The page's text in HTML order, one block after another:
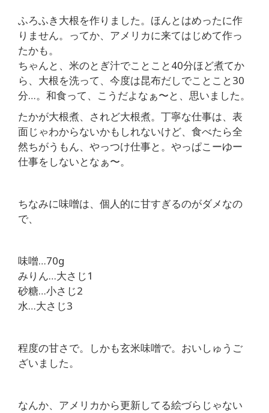
ふろふき大根を作りました。ほんとはめったに作
りません。ってか、アメリカに来てはじめて作っ
たかも。
ちゃんと、米のとぎ汁でことこと40分ほど煮てか
ら、大根を洗って、今度は昆布だしでことこと30
分…。和食って、こうだよなぁ〜と、思いました。
たかが大根煮、されど大根煮。丁寧な仕事は、表
面じゃわからないかもしれないけど、食べたら全
然ちがうもん、やっつけ仕事と。やっぱこーゆー
仕事をしないとなぁ〜。
ちなみに味噌は、個人的に甘すぎるのがダメなの
で、
味噌…70g
みりん…大さじ1
砂糖…小さじ2
水…大さじ3
程度の甘さで。しかも玄米味噌で。おいしゅうご
ざいました。
なんか、アメリカから更新してる絵づらじゃない